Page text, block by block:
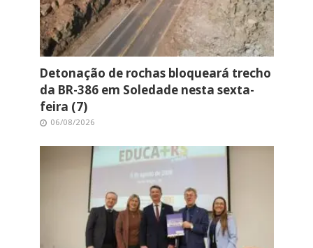
Detonação de rochas bloqueará trecho
da BR-386 em Soledade nesta sexta-
feira (7)
06/08/2026